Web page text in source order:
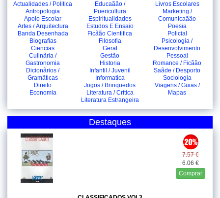
Actualidades / Politica
Antropologia
Apoio Escolar
Artes / Arquitectura
Banda Desenhada
Biografias
Ciencias
Culinãria /
Gastronomia
Dicionãrios /
Gramãticas
Direito
Economia
Educaãão /
Puericultura
Espiritualidades
Estudos E Ensaio
Ficãão Cientifica
Filosofia
Geral
Gestão
Historia
Infantil / Juvenil
Informatica
Jogos / Brinquedos
Literatura / Critica
Literatura Estrangeira
Livros Escolares
Marketing /
Comunicaãão
Poesia
Policial
Psicologia /
Desenvolvimento
Pessoal
Romance / Ficãão
Saãde / Desporto
Sociologia
Viagens / Guias /
Mapas
Destaques
7.57 €
6.06 €
Comprar